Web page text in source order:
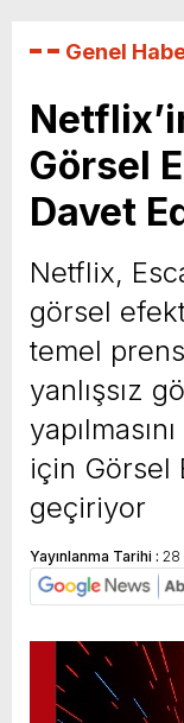
Genel
Görsel
Davet
Netflix,
görsel
temel
yanlışsız
için Görsel
geçiriyor
Yayınlanma Tarihi : 28